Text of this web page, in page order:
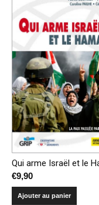
€9,90
Ajouter au panier